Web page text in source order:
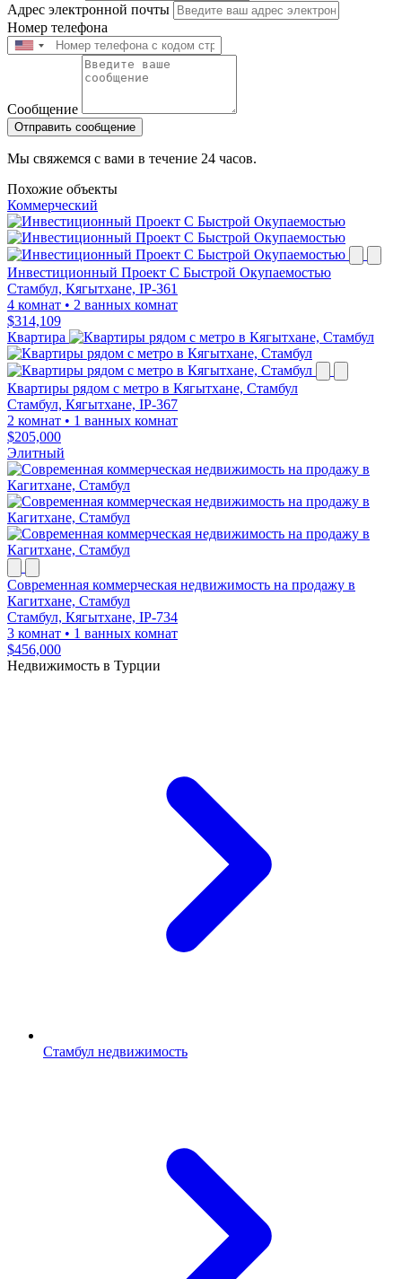
Адрес электронной почты
Номер телефона
Сообщение
Отправить сообщение
Мы свяжемся с вами в течение 24 часов.
Похожие объекты
Коммерческий
Инвестиционный Проект С Быстрой Окупаемостью
Стамбул, Кягытхане, IP-361
4 комнат • 2 ванных комнат
$314,109
Квартира
Квартиры рядом с метро в Кягытхане, Стамбул
Стамбул, Кягытхане, IP-367
2 комнат • 1 ванных комнат
$205,000
Элитный
Современная коммерческая недвижимость на продажу в
Кагитхане, Стамбул
Стамбул, Кягытхане, IP-734
3 комнат • 1 ванных комнат
$456,000
Недвижимость в Турции
Стамбул недвижимость